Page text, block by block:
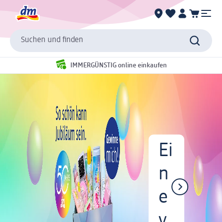
Suchen und finden
IMMERGÜNSTIG online einkaufen
Ei
n
e